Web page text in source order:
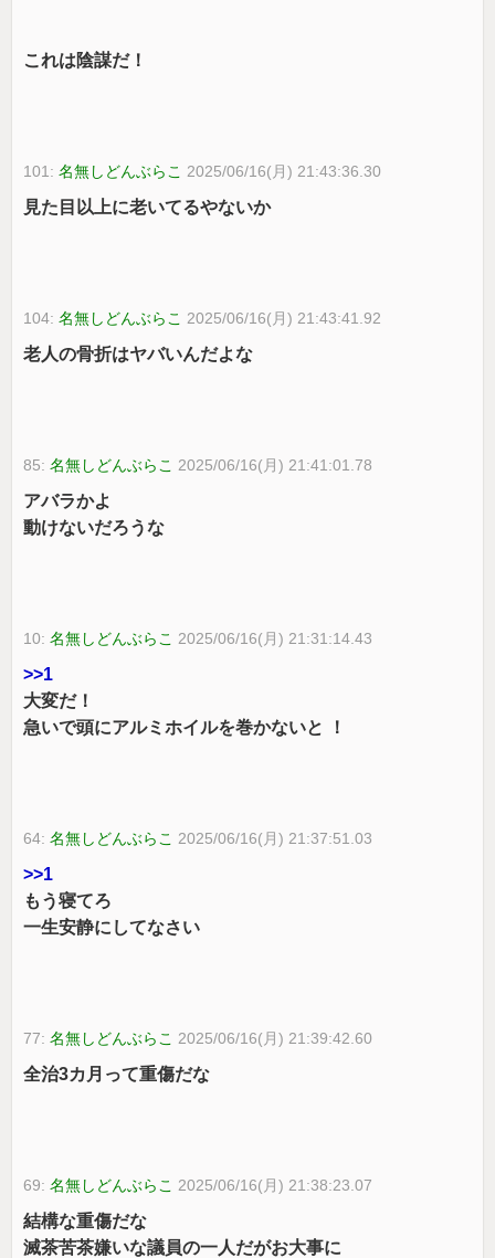
これは陰謀だ！
101:名無しどんぶらこ 2025/06/16(月) 21:43:36.30
見た目以上に老いてるやないか
104:名無しどんぶらこ 2025/06/16(月) 21:43:41.92
老人の骨折はヤバいんだよな
85:名無しどんぶらこ 2025/06/16(月) 21:41:01.78
アバラかよ
動けないだろうな
10:名無しどんぶらこ 2025/06/16(月) 21:31:14.43
>>1
大変だ！
急いで頭にアルミホイルを巻かないと ！
64:名無しどんぶらこ 2025/06/16(月) 21:37:51.03
>>1
もう寝てろ
一生安静にしてなさい
77:名無しどんぶらこ 2025/06/16(月) 21:39:42.60
全治3カ月って重傷だな
69:名無しどんぶらこ 2025/06/16(月) 21:38:23.07
結構な重傷だな
滅茶苦茶嫌いな議員の一人だがお大事に